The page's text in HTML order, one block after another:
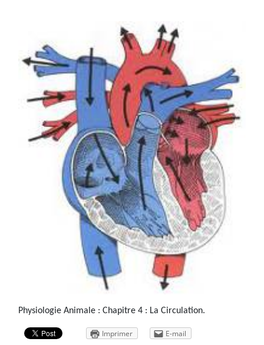
Physiologie Animale : Chapitre 4 : La Circulation.
Imprimer E-mail